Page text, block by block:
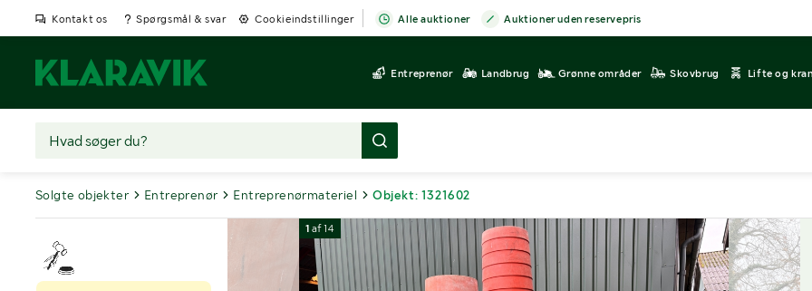
Kontakt os Spørgsmål & svar Cookieindstillinger Alle auktioner Auktioner uden reservepris
Entreprenør Landbrug Grønne områder Skovbrug Lifte og
Solgte objekter Entreprenør Entreprenørmateriel Objekt: 1321602
1 af14